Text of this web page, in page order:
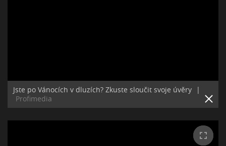
Jste po Vánocích v dluzích? Zkuste sloučit svoje úvěry
|
Profimedia